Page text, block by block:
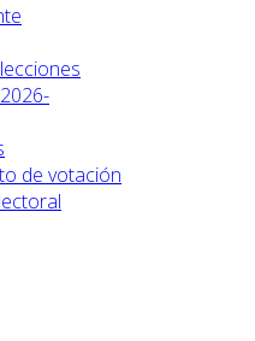
de votación